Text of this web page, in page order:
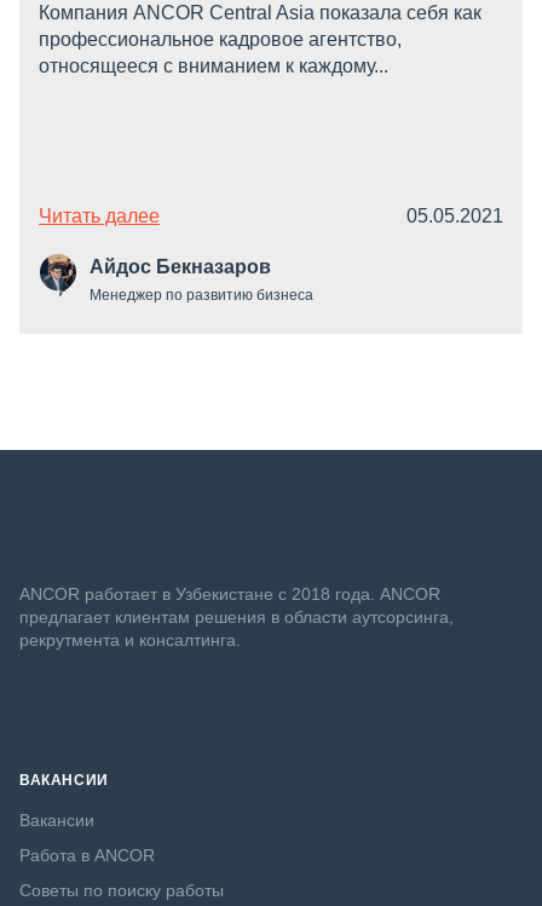
Компания ANCOR Central Asia показала себя как
профессиональное кадровое агентство,
относящееся с вниманием к каждому...
Читать далее 05.05.2021
Айдос Бекназаров
Менеджер по развитию бизнеса
ANСOR работает в Узбекистане с 2018 года. ANCOR
предлагает клиентам решения в области аутсорсинга,
рекрутмента и консалтинга.
ВАКАНСИИ
Вакансии
Работа в ANCOR
Советы по поиску работы